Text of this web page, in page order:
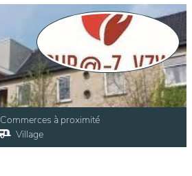
Commerces à proximité
Village